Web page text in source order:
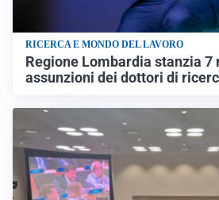
RICERCA E MONDO DEL LAVORO
Regione Lombardia stanzia
assunzioni dei dottori di